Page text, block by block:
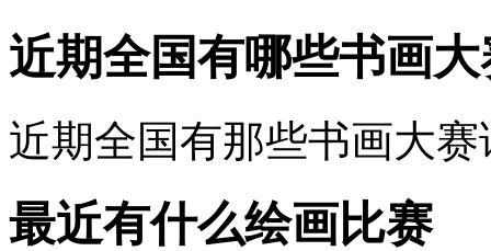
近期全国有哪些书画
近期全国有那些书画大
最近有什么绘画比赛